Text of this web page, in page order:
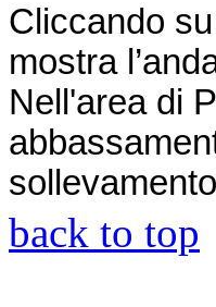
Cliccando
mostra
Nell'area di
back to top